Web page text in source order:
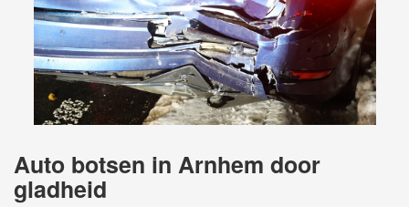
Auto botsen in Arnhem door
gladheid